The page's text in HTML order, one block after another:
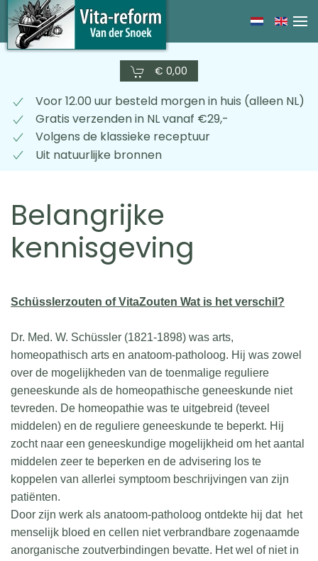
Skip
to
€ 0,00
Voor 12.00 uur besteld morgen in huis (alleen NL)
Gratis verzenden in NL vanaf €29,-
Volgens de klassieke receptuur
Uit natuurlijke bronnen
Belangrijke
kennisgeving
Schüsslerzouten of VitaZouten Wat is het verschil?
Dr. Med. W. Schüssler (1821-1898) was arts,
homeopathisch arts en anatoom-patholoog. Hij was zowel
over de mogelijkheden van de toenmalige reguliere
geneeskunde als de homeopathische geneeskunde niet
tevreden. De homeopathie was te uitgebreid (teveel
middelen) en de reguliere geneeskunde te beperkt. Hij
zocht naar een geneeskundige mogelijkheid om het aantal
middelen zeer te beperken en de advisering los te
koppelen van allerlei symptoom beschrijvingen van zijn
patiënten.
Door zijn werk als anatoom-patholoog ontdekte hij dat het
menselijk bloed en cellen niet verbrandbare zogenaamde
anorganische zoutverbindingen bevatte. Het wel of niet in